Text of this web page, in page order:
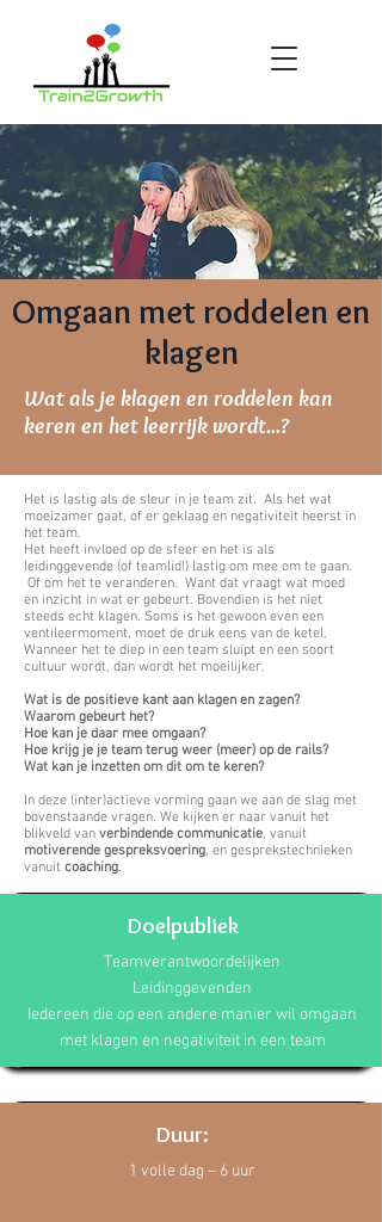
Omgaan met roddelen en
klagen
Wat als je klagen en roddelen kan
keren en het leerrijk wordt...?
Het is lastig als de sleur in je team zit. Als het wat
moeizamer gaat, of er geklaag en negativiteit heerst in
het team.
Het heeft invloed op de sfeer en het is als
leidinggevende (of teamlid!) lastig om mee om te gaan.
Of om het te veranderen. Want dat vraagt wat moed
en inzicht in wat er gebeurt. Bovendien is het niet
steeds echt klagen. Soms is het gewoon even een
ventileermoment, moet de druk eens van de ketel.
Wanneer het te diep in een team sluipt en een soort
cultuur wordt, dan wordt het moeilijker.
Wat is de positieve kant aan klagen en zagen?
Waarom gebeurt het?
Hoe kan je daar mee omgaan?
Hoe krijg je je team terug weer (meer) op de rails?
Wat kan je inzetten om dit om te keren?
In deze (inter)actieve vorming gaan we aan de slag met
bovenstaande vragen. We kijken er naar vanuit het
blikveld van verbindende communicatie, vanuit
motiverende gespreksvoering, en gesprekstechnieken
vanuit coaching.
Doelpubliek
Teamverantwoordelijken
Leidinggevenden
Iedereen die op een andere manier wil omgaan
met klagen en negativiteit in een team
Duur:
1 volle dag – 6 uur